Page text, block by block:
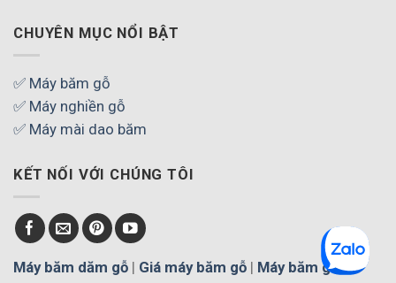
CHUYÊN MỤC NỔI BẬT
✅ Máy băm gỗ
✅ Máy nghiền gỗ
✅ Máy mài dao băm
KẾT NỐI VỚI CHÚNG TÔI
Máy băm dăm gỗ | Giá máy băm gỗ | Máy băm gỗ